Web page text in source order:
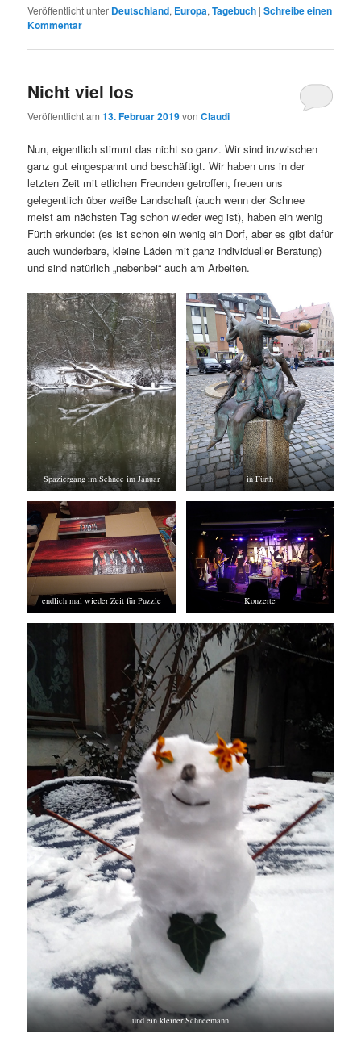
Veröffentlicht unter Deutschland, Europa,Tagebuch |Schreibe einen
Kommentar
Nicht viel los
Veröffentlicht am13. Februar 2019vonClaudi
Nun, eigentlich stimmt das nicht so ganz. Wir sind inzwischen
ganz gut eingespannt und beschäftigt. Wir haben uns in der
letzten Zeit mit etlichen Freunden getroffen, freuen uns
gelegentlich über weiße Landschaft (auch wenn der Schnee
meist am nächsten Tag schon wieder weg ist), haben ein wenig
Fürth erkundet (es ist schon ein wenig ein Dorf, aber es gibt dafür
auch wunderbare, kleine Läden mit ganz individueller Beratung)
und sind natürlich „nebenbei“ auch am Arbeiten.
Spaziergang im Schnee im Januar in Fürth
endlich mal wieder Zeit für Puzzle Konzerte
und ein kleiner Schneemann